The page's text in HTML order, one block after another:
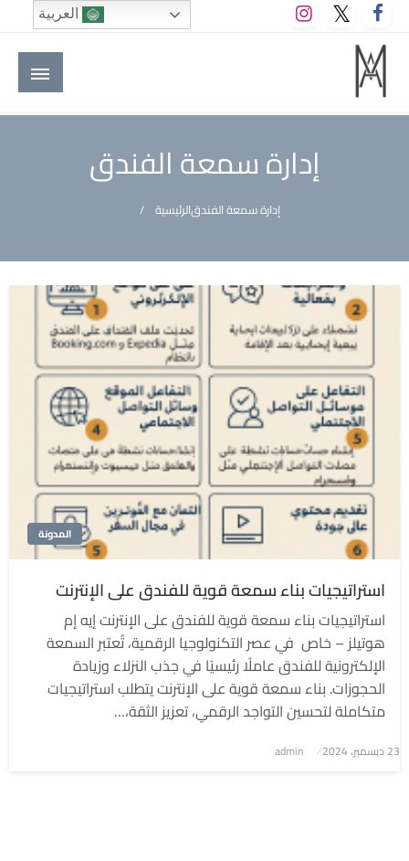
التخطي
إلى
المحتوى
M A hotels | إم ايه هوتيلز
الموقع الأول للعاملين في الفنادق في العالم العربي
إدارة سمعة الفندق
الرئيسيةإدارة سمعة الفندق
المدونة
استراتيجيات بناء سمعة قوية للفندق على الإنترنت
استراتيجيات بناء سمعة قوية للفندق على الإنترنت إيه إم
هوتيلز – خاص في عصر التكنولوجيا الرقمية، تُعتبر السمعة
الإلكترونية للفندق عاملًا رئيسيًا في جذب النزلاء وزيادة
الحجوزات. بناء سمعة قوية على الإنترنت يتطلب استراتيجيات
متكاملة لتحسين التواجد الرقمي، تعزيز الثقة،…
نُشر
23 ديسمبر، 2024 admin
العربية